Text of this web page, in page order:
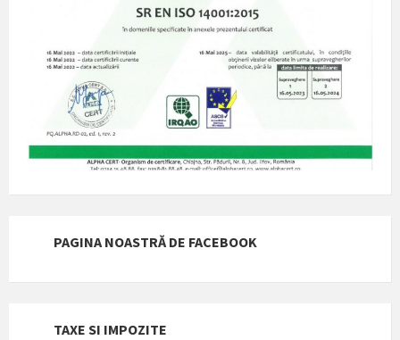
PAGINA NOASTRĂ DE FACEBOOK
TAXE SI IMPOZITE